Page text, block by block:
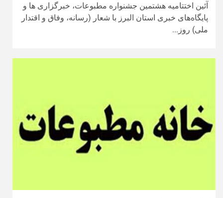
آئین اختتامیه هشتمین جشنواره مطبوعات، خبرگزاری ها و
پایگاه‌های خبری استان البرز با شعار (رسانه، وفاق و اقتدار
ملی) روز...